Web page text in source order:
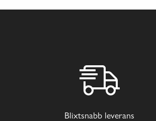
Blixtsnabb leverans